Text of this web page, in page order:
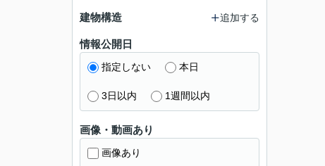
建物構造 追加する
情報公開日
指定しない 本日
3日以内 1週間以内
画像・動画あり
画像あり